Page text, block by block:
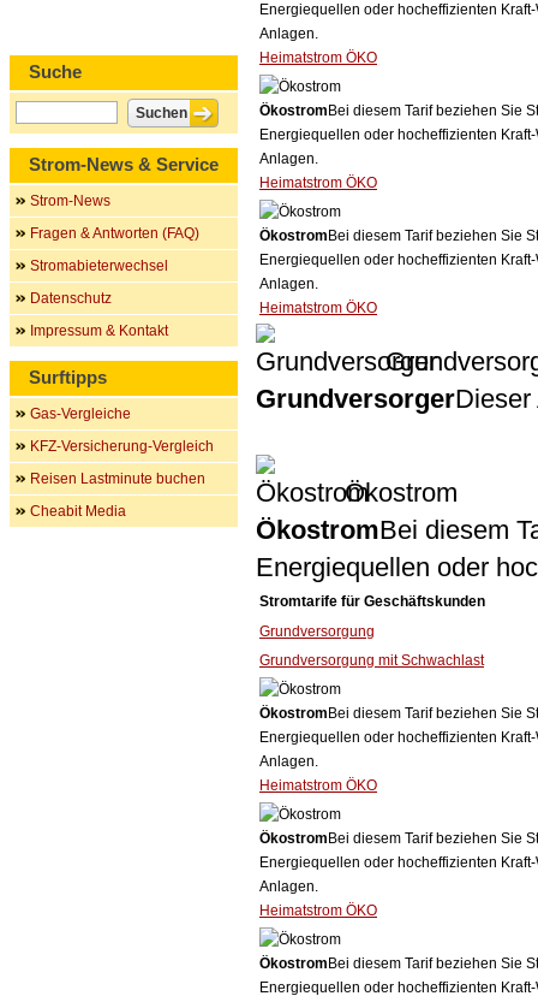
Energiequellen oder hocheffizienten
Anlagen.
Heimatstrom ÖKO
Ökostrom Bei diesem Tarif beziehen Sie
Energiequellen oder hocheffizienten
Anlagen.
Heimatstrom ÖKO
Ökostrom Bei diesem Tarif beziehen Sie
Energiequellen oder hocheffizienten
Anlagen.
Heimatstrom ÖKO
GrundversorgerDieser
Ökostrom
ÖkostromBei diesem
Energiequellen oder
Stromtarife für Geschäftskunden
Grundversorgung
Grundversorgung mit Schwachlast
Ökostrom Bei diesem Tarif beziehen Sie
Energiequellen oder hocheffizienten
Anlagen.
Heimatstrom ÖKO
Ökostrom Bei diesem Tarif beziehen Sie
Energiequellen oder hocheffizienten
Anlagen.
Heimatstrom ÖKO
Ökostrom Bei diesem Tarif beziehen Sie
Energiequellen oder hocheffizienten
Suche
Strom-News & Service
Strom-News
Fragen & Antworten (FAQ)
Stromabieterwechsel
Datenschutz
Impressum & Kontakt
Surftipps
Gas-Vergleiche
KFZ-Versicherung-Vergleich
Reisen Lastminute buchen
Cheabit Media